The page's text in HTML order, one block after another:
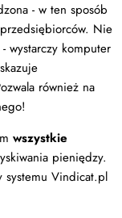
- w ten sposób
Nie
wystarczy komputer
również na
wszystkie
pieniędzy.
systemu Vindicat.pl